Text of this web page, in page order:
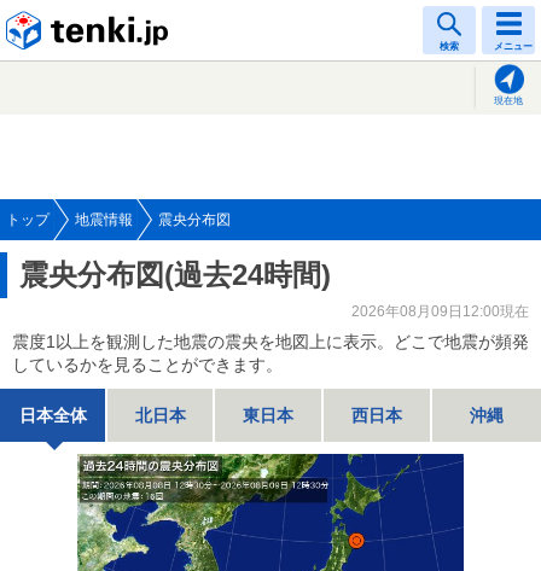
検索 メニュー
現在地
トップ 地震情報 震央分布図
震央分布図(過去24時間)
2026年08月09日12:00現在
震度1以上を観測した地震の震央を地図上に表示。どこで地震が頻発
しているかを見ることができます。
日本全体 北日本 東日本 西日本 沖縄